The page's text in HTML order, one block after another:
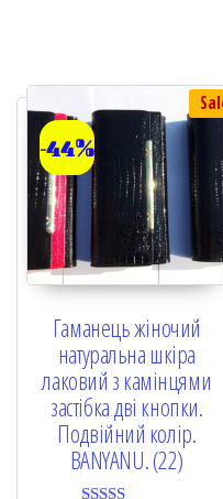
-44%
Гаманець жіночий
натуральна шкіра
лаковий з камінцями
застібка дві кнопки.
Подвійний колір.
BANYANU. (22)